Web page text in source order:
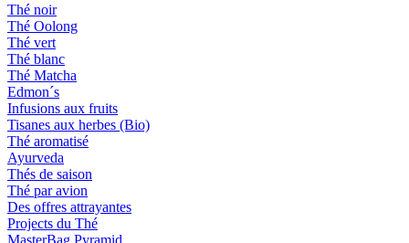
Thé noir
Thé Oolong
Thé vert
Thé blanc
Thé Matcha
Edmon´s
Infusions aux fruits
Tisanes aux herbes (Bio)
Thé aromatisé
Ayurveda
Thés de saison
Thé par avion
Des offres attrayantes
Projects du Thé
MasterBag Pyramid